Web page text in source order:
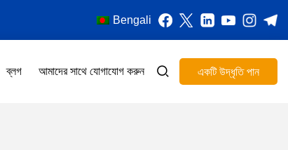
Bengali
ব্লগ আমাদের সাথে যোগাযোগ করুন একটি উদ্ধৃতি পান